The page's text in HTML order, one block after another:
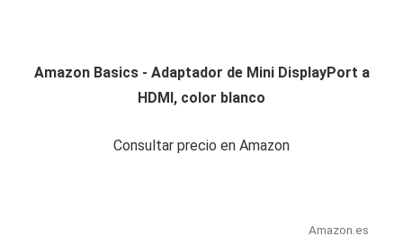
Amazon Basics - Adaptador de Mini DisplayPort a
HDMI, color blanco
Consultar precio en Amazon
Amazon.es